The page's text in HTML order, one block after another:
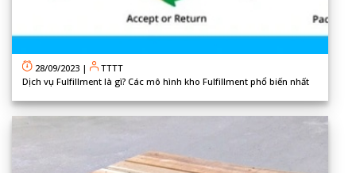
28/09/2023 |
TTTT
Dịch vụ Fulfillment là gì? Các mô hình kho Fulfillment phổ biến nhất